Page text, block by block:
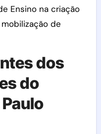
Ensino na criação
de
dos
do